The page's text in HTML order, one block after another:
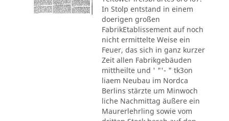
In Stolp entstand in einem
doerigen großen
FabrikEtablissement auf noch
nicht ermittelte Weise ein
Feuer, das sich in ganz kurzer
Zeit allen Fabrikgebäuden
mittheilte und ' "'- " tk3on
liaem Neubau im Nordca
Berlins stärzte um Minwoch
liche Nachmittag äußere ein
Maurerlehrling sowie vom